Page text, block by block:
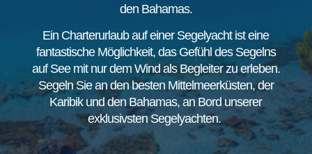
den Bahamas.
Ein Charterurlaub auf einer Segelyacht ist eine
fantastische Möglichkeit, das Gefühl des Segelns
auf See mit nur dem Wind als Begleiter zu erleben.
Segeln Sie an den besten Mittelmeerküsten, der
Karibik und den Bahamas, an Bord unserer
exklusivsten Segelyachten.